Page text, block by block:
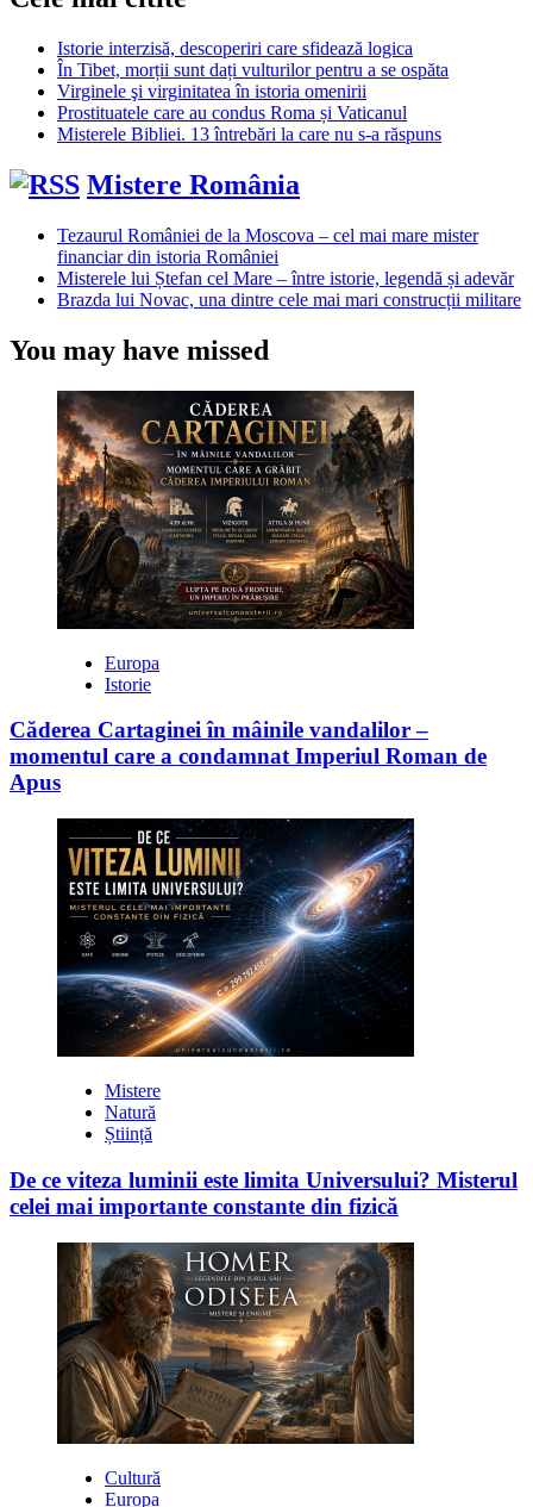
Istorie interzisă, descoperiri care sfidează logica
În Tibet, morții sunt dați vulturilor pentru a se ospăta
Virginele şi virginitatea în istoria omenirii
Prostituatele care au condus Roma și Vaticanul
Misterele Bibliei. 13 întrebări la care nu s-a răspuns
Mistere România
Tezaurul României de la Moscova – cel mai mare mister
financiar din istoria României
Misterele lui Ștefan cel Mare – între istorie, legendă și adevăr
Brazda lui Novac, una dintre cele mai mari construcții militare
You may have missed
Europa
Istorie
Căderea Cartaginei în mâinile vandalilor –
momentul care a condamnat Imperiul Roman de
Apus
Mistere
Natură
Știință
De ce viteza luminii este limita Universului? Misterul
celei mai importante constante din fizică
Cultură
Europa